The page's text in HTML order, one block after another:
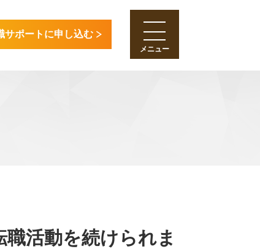
サポートに申し込む
活動を続けられま